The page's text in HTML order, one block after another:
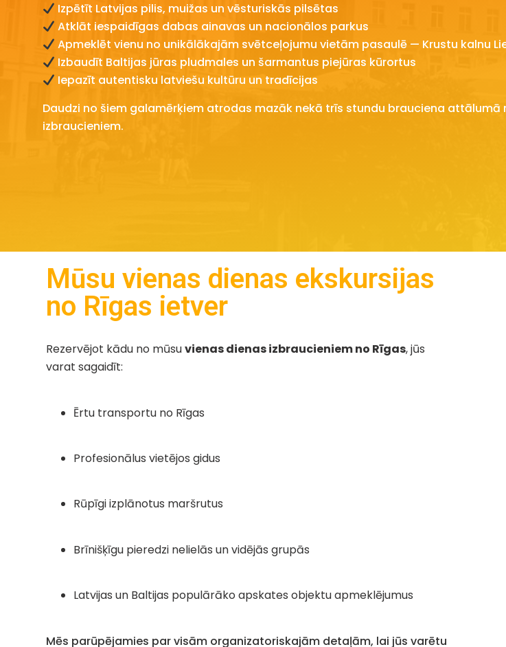
Izpētīt Latvijas pilis, muižas un vēsturiskās pilsētas
Atklāt iespaidīgas dabas ainavas un nacionālos parkus
Apmeklēt vienu no unikālākajām svētceļojumu vietām pasaulē — Krustu kalnu
Izbaudīt Baltijas jūras pludmales un šarmantus piejūras kūrortus
Iepazīt autentisku latviešu kultūru un tradīcijas
Daudzi no šiem galamērķiem atrodas mazāk nekā trīs stundu brauciena
izbraucieniem.
Mūsu vienas dienas ekskursijas
no Rīgas ietver
Rezervējot kādu no mūsuvienas dienas izbraucieniem no Rīgas, jūs
varat sagaidīt:
Ērtu transportu no Rīgas
Profesionālus vietējos gidus
Rūpīgi izplānotus maršrutus
Brīnišķīgu pieredzi nelielās un vidējās grupās
Latvijas un Baltijas populārāko apskates objektu apmeklējumus
Mēs parūpējamies par visām organizatoriskajām detaļām, lai jūs varētu